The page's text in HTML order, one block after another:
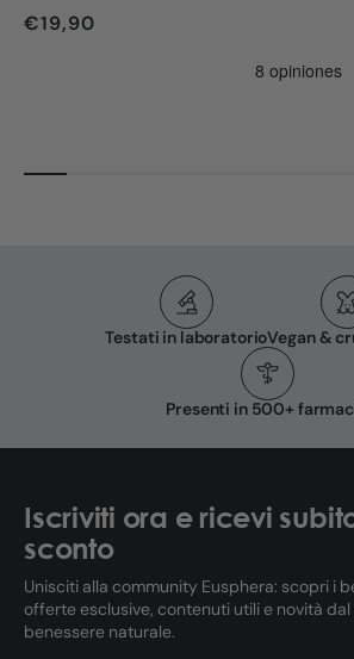
€19,90
Testati in laboratorioVegan &
Presenti in 500+
Iscriviti ora e ricevi
sconto
Unisciti alla community Eusphera: scopri i
offerte esclusive, contenuti utili e novità
benessere naturale.